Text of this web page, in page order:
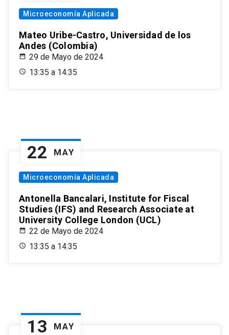
Microeconomía Aplicada
Mateo Uribe-Castro, Universidad de los
Andes (Colombia)
29 de Mayo de 2024
13:35 a 14:35
22 MAY
Microeconomía Aplicada
Antonella Bancalari, Institute for Fiscal
Studies (IFS) and Research Associate at
University College London (UCL)
22 de Mayo de 2024
13:35 a 14:35
13 MAY